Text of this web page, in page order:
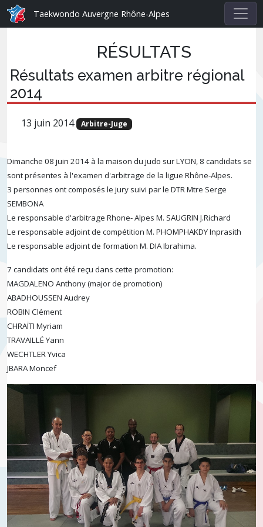
Taekwondo Auvergne Rhône-Alpes
RÉSULTATS
Résultats examen arbitre régional
2014
13 juin 2014 Arbitre-Juge
Dimanche 08 juin 2014 à la maison du judo sur LYON, 8 candidats se
sont présentes à l'examen d'arbitrage de la ligue Rhône-Alpes.
3 personnes ont composés le jury suivi par le DTR Mtre Serge
SEMBONA
Le responsable d'arbitrage Rhone- Alpes M. SAUGRIN J.Richard
Le responsable adjoint de compétition M. PHOMPHAKDY Inprasith
Le responsable adjoint de formation M. DIA Ibrahima.
7 candidats ont été reçu dans cette promotion:
MAGDALENO Anthony (major de promotion)
ABADHOUSSEN Audrey
ROBIN Clément
CHRAÏTI Myriam
TRAVAILLÉ Yann
WECHTLER Yvica
JBARA Moncef